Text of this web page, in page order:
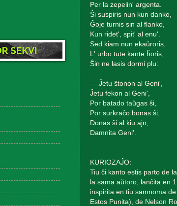
Per la zepelin' argenta.
Ŝi suspiris nun kun danko,
Ĝoje turnis sin al flanko,
Kun ridet', spit' al enu'.
Sed kiam nun ekaŭroris,
L' urbo tute kante ĥoris,
Ŝin ne lasis dormi plu:
— Ĵetu ŝtonon al Geni',
Ĵetu fekon al Geni',
Por batado taŭgas ŝi,
Por surkraĉo bonas ŝi,
Donas ŝi al kiu ajn,
Damnita Geni'.
KURIOZAĴO:
Tiu ĉi kanto estis parto de
la sama aŭtoro, lanĉita en
inspirita en tiu samnoma
Estos Punita), de Nelson